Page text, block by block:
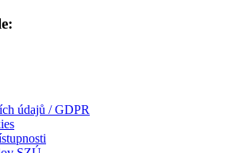
údajů / GDPR